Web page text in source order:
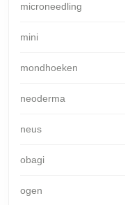
microneedling
mini
mondhoeken
neoderma
neus
obagi
ogen